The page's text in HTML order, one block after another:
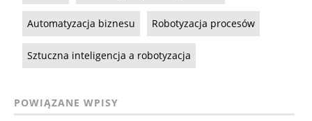
Automatyzacja biznesu Robotyzacja procesów
Sztuczna inteligencja a robotyzacja
POWIĄZANE WPISY